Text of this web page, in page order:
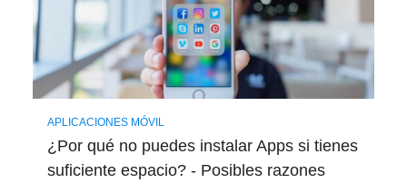
APLICACIONES MÓVIL
¿Por qué no puedes instalar Apps si tienes
suficiente espacio? - Posibles razones